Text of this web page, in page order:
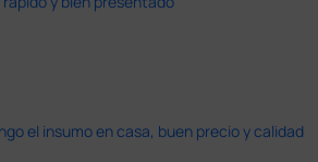
el insumo en casa, buen precio y calidad